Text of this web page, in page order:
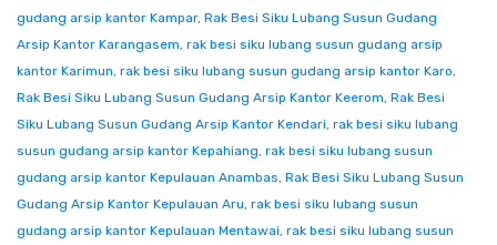
gudang arsip kantor Kampar, Rak Besi Siku Lubang Susun Gudang
Arsip Kantor Karangasem, rak besi siku lubang susun gudang arsip
kantor Karimun, rak besi siku lubang susun gudang arsip kantor Karo,
Rak Besi Siku Lubang Susun Gudang Arsip Kantor Keerom, Rak Besi
Siku Lubang Susun Gudang Arsip Kantor Kendari, rak besi siku lubang
susun gudang arsip kantor Kepahiang, rak besi siku lubang susun
gudang arsip kantor Kepulauan Anambas, Rak Besi Siku Lubang Susun
Gudang Arsip Kantor Kepulauan Aru, rak besi siku lubang susun
gudang arsip kantor Kepulauan Mentawai, rak besi siku lubang susun